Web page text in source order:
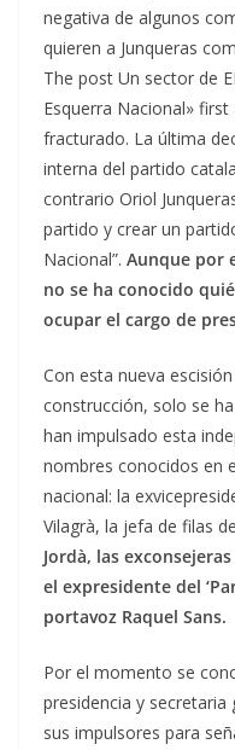
negativa de algunos
quieren a Junqueras
The post Un sector de
Esquerra Nacional»
fracturado. La última
interna del partido
contrario Oriol
partido y crear un
Nacional”. Aunque por
no se ha conocido
ocupar el cargo de
Con esta nueva
construcción, solo se
han impulsado esta
nombres conocidos en
nacional: la
Vilagrà, la jefa de filas
Jordà, las
el expresidente del
portavoz Raquel Sans.
Por el momento se
presidencia y
sus impulsores para